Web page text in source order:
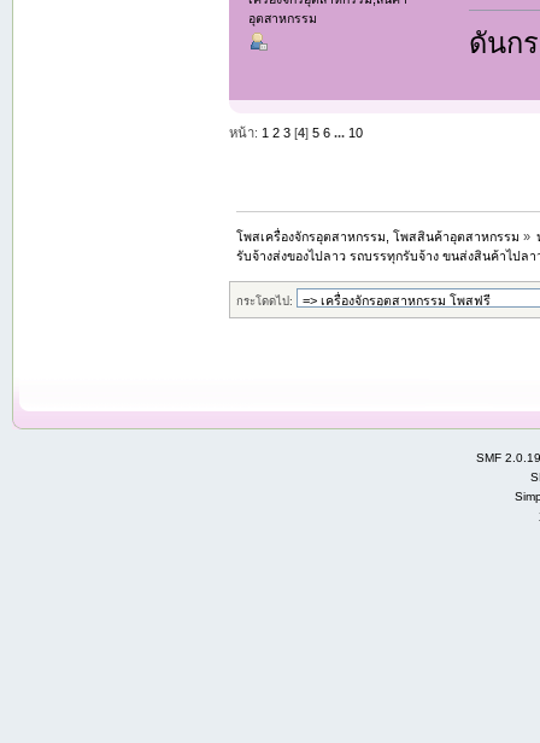
อุตสาหกรรม
ดันก
หน้า: 1 2 3[4] 5 6 ... 10
โพสเครื่องจักรอุตสาหกรรม, โพสสินค้าอุตสาหกรรม »
รับจ้างส่งของไปลาว รถบรรทุกรับจ้าง ขนส่งสินค้าไปล
กระโดดไป:
SMF 2.0.19